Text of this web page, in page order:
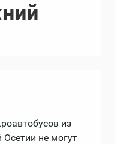
из
не могут